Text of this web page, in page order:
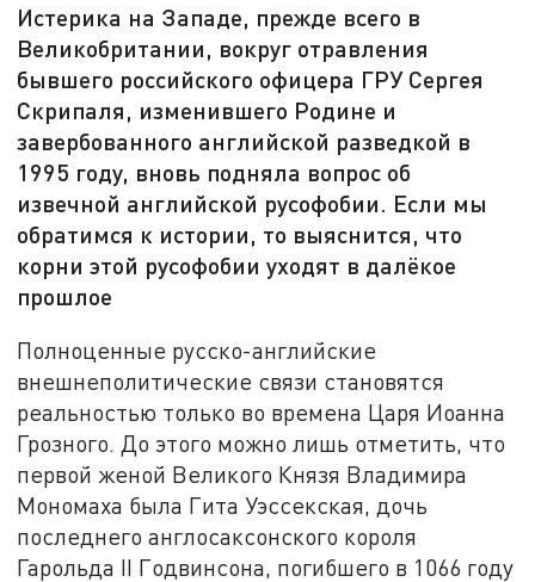
Истерика на Западе, прежде всего в
Великобритании, вокруг отравления
бывшего российского офицера ГРУ Сергея
Скрипаля, изменившего Родине и
завербованного английской разведкой в
1995 году, вновь подняла вопрос об
извечной английской русофобии. Если мы
обратимся к истории, то выяснится, что
корни этой русофобии уходят в далёкое
прошлое
Полноценные русско-английские
внешнеполитические связи становятся
реальностью только во времена Царя Иоанна
Грозного. До этого можно лишь отметить, что
первой женой Великого Князя Владимира
Мономаха была Гита Уэссекская, дочь
последнего англосаксонского короля
Гарольда II Годвинсона, погибшего в 1066 году